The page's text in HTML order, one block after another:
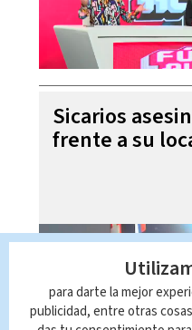
Sicarios
frente a su
para darte la mejor
publicidad, entre otras